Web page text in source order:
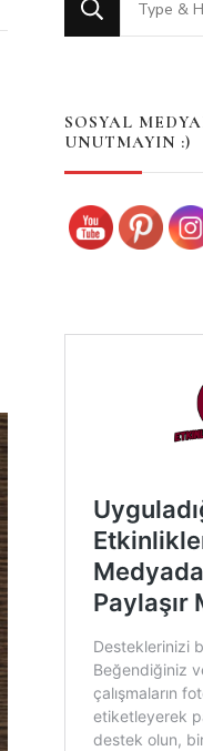
for
SOSYAL
UNUTMAYIN :)